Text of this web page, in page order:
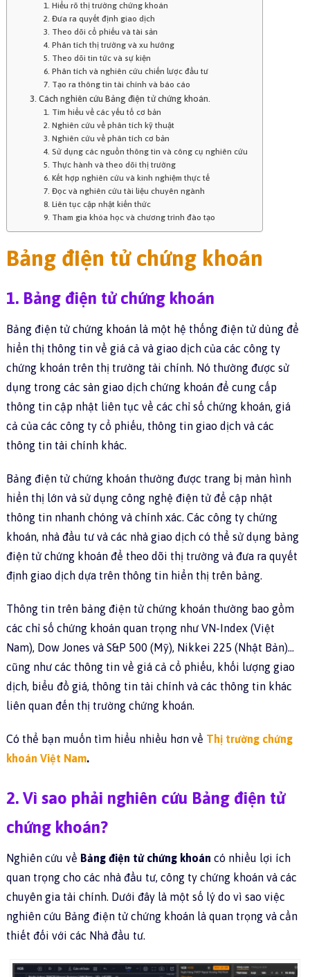
1. Hiểu rõ thị trường chứng khoán
2. Đưa ra quyết định giao dịch
3. Theo dõi cổ phiếu và tài sản
4. Phân tích thị trường và xu hướng
5. Theo dõi tin tức và sự kiện
6. Phân tích và nghiên cứu chiến lược đầu tư
7. Tạo ra thông tin tài chính và báo cáo
3. Cách nghiên cứu Bảng điện tử chứng khoán.
1. Tìm hiểu về các yếu tố cơ bản
2. Nghiên cứu về phân tích kỹ thuật
3. Nghiên cứu về phân tích cơ bản
4. Sử dụng các nguồn thông tin và công cụ nghiên cứu
5. Thực hành và theo dõi thị trường
6. Kết hợp nghiên cứu và kinh nghiệm thực tế
7. Đọc và nghiên cứu tài liệu chuyên ngành
8. Liên tục cập nhật kiến thức
9. Tham gia khóa học và chương trình đào tạo
Bảng điện tử chứng khoán
1. Bảng điện tử chứng khoán
Bảng điện tử chứng khoán là một hệ thống điện tử dùng để
hiển thị thông tin về giá cả và giao dịch của các công ty
chứng khoán trên thị trường tài chính. Nó thường được sử
dụng trong các sàn giao dịch chứng khoán để cung cấp
thông tin cập nhật liên tục về các chỉ số chứng khoán, giá
cả của các công ty cổ phiếu, thông tin giao dịch và các
thông tin tài chính khác.
Bảng điện tử chứng khoán thường được trang bị màn hình
hiển thị lớn và sử dụng công nghệ điện tử để cập nhật
thông tin nhanh chóng và chính xác. Các công ty chứng
khoán, nhà đầu tư và các nhà giao dịch có thể sử dụng bảng
điện tử chứng khoán để theo dõi thị trường và đưa ra quyết
định giao dịch dựa trên thông tin hiển thị trên bảng.
Thông tin trên bảng điện tử chứng khoán thường bao gồm
các chỉ số chứng khoán quan trọng như VN-Index (Việt
Nam), Dow Jones và S&P 500 (Mỹ), Nikkei 225 (Nhật Bản)…
cũng như các thông tin về giá cả cổ phiếu, khối lượng giao
dịch, biểu đồ giá, thông tin tài chính và các thông tin khác
liên quan đến thị trường chứng khoán.
Có thể bạn muốn tìm hiểu nhiều hơn về Thị trường chứng
khoán Việt Nam.
2. Vì sao phải nghiên cứu Bảng điện tử
chứng khoán?
Nghiên cứu về Bảng điện tử chứng khoán có nhiều lợi ích
quan trọng cho các nhà đầu tư, công ty chứng khoán và các
chuyên gia tài chính. Dưới đây là một số lý do vì sao việc
nghiên cứu Bảng điện tử chứng khoán là quan trọng và cần
thiết đối với các Nhà đầu tư.